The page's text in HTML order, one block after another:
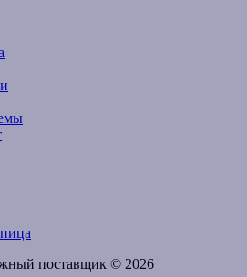
поставщик © 2026